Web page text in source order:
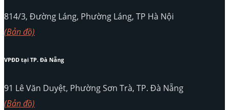
814/3, Đường Láng, Phường Láng, TP Hà Nội
(Bản đồ)
VPĐD tại TP. Đà Nẵng
91 Lê Văn Duyệt, Phường Sơn Trà, TP. Đà Nẵng
(Bản đồ)